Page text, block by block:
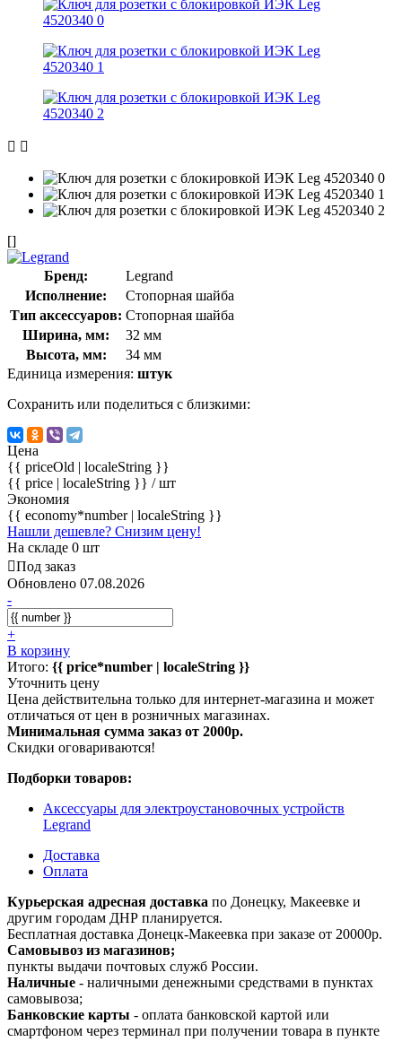
[]
Бренд:
Legrand
Исполнение:
Стопорная шайба
Тип аксессуаров: Стопорная шайба
Ширина, мм:
32 мм
Высота, мм:
34 мм
Единица измерения: штук
Сохранить или поделиться с близкими:
Цена
{{ priceOld | localeString }}
{{ price | localeString }} / шт
Экономия
{{ economy*number | localeString }}
Нашли дешевле? Снизим цену!
На складе 0 шт
Под заказ
Обновлено 07.08.2026
-
+
В корзину
Итого: {{ price*number | localeString }}
Уточнить цену
Цена действительна только для интернет-магазина и может
отличаться от цен в розничных магазинах.
Минимальная сумма заказ от 2000р.
Скидки оговариваются!
Подборки товаров:
Аксессуары для электроустановочных устройств
Legrand
Доставка
Оплата
Курьерская адресная доставка по Донецку, Макеевке и
другим городам ДНР планируется.
Бесплатная доставка Донецк-Макеевка при заказе от 20000р.
Самовывоз из магазинов;
пункты выдачи почтовых служб России.
Наличные - наличными денежными средствами в пунктах
самовывоза;
Банковские карты - оплата банковской картой или
смартфоном через терминал при получении товара в пункте